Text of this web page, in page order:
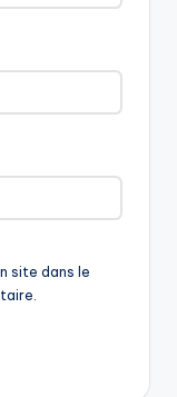
site dans le